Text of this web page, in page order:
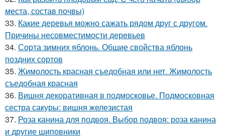
места, состав почвы)
33. Какие деревья можно сажать рядом друг с другом.
Причины несовместимости деревьев
34. Сорта зимних яблонь. Общие свойства яблонь
поздних сортов
35. Жимолость красная съедобная или нет. Жимолость
съедобная красная
36. Вишня декоративная в подмосковье. Подмосковная
сестра сакуры: вишня железистая
37. Роза канина для подвоя. Выбор подвоя: роза канина
и другие шиповники